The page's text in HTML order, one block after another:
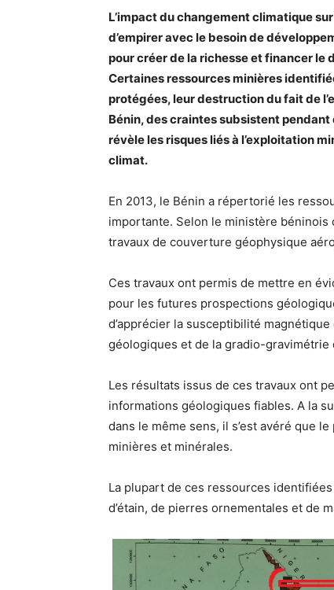
L’impact du changement climatique
d’empirer avec le besoin de
pour créer de la richesse et financer le
Certaines ressources minières
protégées, leur destruction du fait de
Bénin, des craintes subsistent pendant
révèle les risques liés à l’exploitation
climat.
En 2013, le Bénin a répertorié les
importante. Selon le ministère béninois
travaux de couverture géophysique
Ces travaux ont permis de mettre en
pour les futures prospections
d’apprécier la susceptibilité
géologiques et de la gradio-gravimétrie
Les résultats issus de ces travaux ont
informations géologiques fiables. A la
dans le même sens, il s’est avéré que
minières et minérales.
La plupart de ces ressources identifiées
d’étain, de pierres ornementales et de